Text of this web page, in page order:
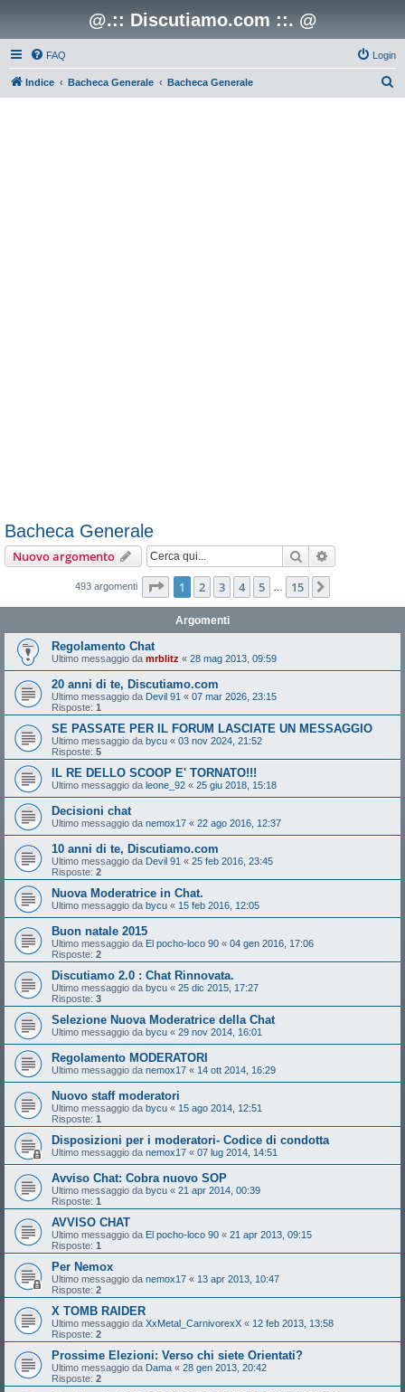
@.:: Discutiamo.com ::. @
FAQ Login
Indice Bacheca Generale Bacheca Generale
Bacheca Generale
Nuovo argomento Cerca
493 argomenti Pagina di 15
1 2 3 4 5 15
Argomenti
Regolamento Chat
Ultimo messaggio da mrblitz « 28 mag 2013, 09:59
20 anni di te, Discutiamo.com
Ultimo messaggio da Devil 91 « 07 mar 2026, 23:15
Risposte: 1
SE PASSATE PER IL FORUM LASCIATE UN MESSAGGIO
Ultimo messaggio da bycu « 03 nov 2024, 21:52
Risposte: 5
IL RE DELLO SCOOP E' TORNATO!!!
Ultimo messaggio da leone_92 « 25 giu 2018, 15:18
Decisioni chat
Ultimo messaggio da nemox17 « 22 ago 2016, 12:37
10 anni di te, Discutiamo.com
Ultimo messaggio da Devil 91 « 25 feb 2016, 23:45
Risposte: 2
Nuova Moderatrice in Chat.
Ultimo messaggio da bycu « 15 feb 2016, 12:05
Buon natale 2015
Ultimo messaggio da El pocho-loco 90 « 04 gen 2016, 17:06
Risposte: 2
Discutiamo 2.0 : Chat Rinnovata.
Ultimo messaggio da bycu « 25 dic 2015, 17:27
Risposte: 3
Selezione Nuova Moderatrice della Chat
Ultimo messaggio da bycu « 29 nov 2014, 16:01
Regolamento MODERATORI
Ultimo messaggio da nemox17 « 14 ott 2014, 16:29
Nuovo staff moderatori
Ultimo messaggio da bycu « 15 ago 2014, 12:51
Risposte: 1
Disposizioni per i moderatori- Codice di condotta
Ultimo messaggio da nemox17 « 07 lug 2014, 14:51
Avviso Chat: Cobra nuovo SOP
Ultimo messaggio da bycu « 21 apr 2014, 00:39
Risposte: 1
AVVISO CHAT
Ultimo messaggio da El pocho-loco 90 « 21 apr 2013, 09:15
Risposte: 1
Per Nemox
Ultimo messaggio da nemox17 « 13 apr 2013, 10:47
Risposte: 2
X TOMB RAIDER
Ultimo messaggio da XxMetal_CarnivorexX « 12 feb 2013, 13:58
Risposte: 2
Prossime Elezioni: Verso chi siete Orientati?
Ultimo messaggio da Dama « 28 gen 2013, 20:42
Risposte: 2